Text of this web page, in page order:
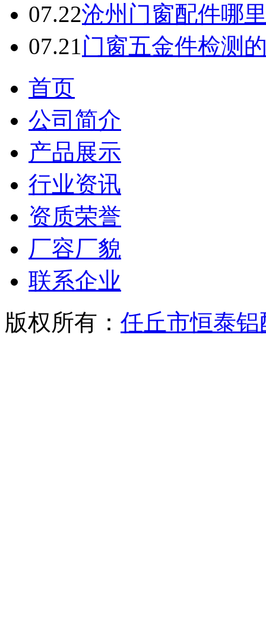
07.22沧州门窗配件哪
07.21门窗五金件检测
首页
公司简介
产品展示
行业资讯
资质荣誉
厂容厂貌
联系企业
版权所有： 任丘市恒泰铝